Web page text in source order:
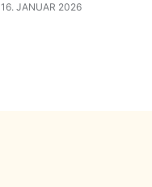
16. JANUAR 2026